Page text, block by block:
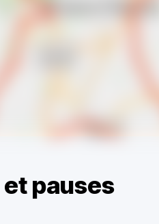
pauses